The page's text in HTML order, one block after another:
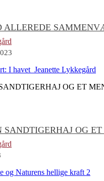
ALLEREDE
OG ET
SANDTIGERHAJ OG